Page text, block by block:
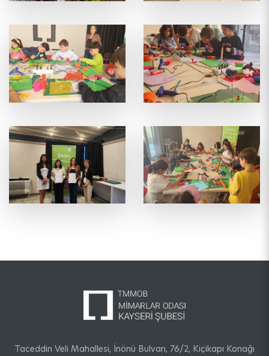
Taceddin Veli Mahallesi, İnönü Bulvarı, 76/2, Kiçikapı Konağı